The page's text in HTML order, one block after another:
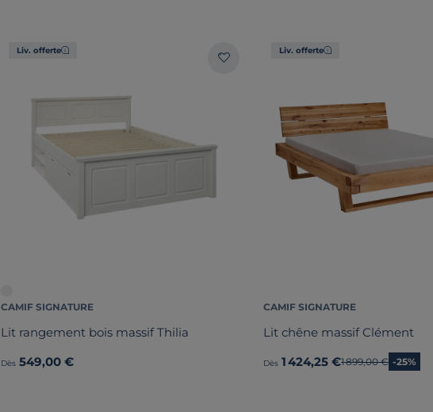
Liv. offerte
CAMIF SIGNATURE
Lit rangement bois massif Thilia
Dès 549,00 €
Liv. offerte
CAMIF SIGNATURE
Lit chêne massif Clément
Dès 1 424,25 €Ancien prix
1 899,00 € -25%